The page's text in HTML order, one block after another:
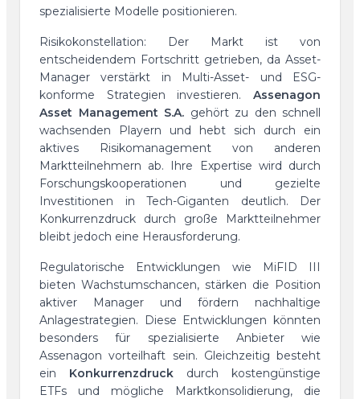
spezialisierte Modelle positionieren.
Risikokonstellation: Der Markt ist von
entscheidendem Fortschritt getrieben, da Asset-
Manager verstärkt in Multi-Asset- und ESG-
konforme Strategien investieren. Assenagon
Asset Management S.A. gehört zu den schnell
wachsenden Playern und hebt sich durch ein
aktives Risikomanagement von anderen
Marktteilnehmern ab. Ihre Expertise wird durch
Forschungskooperationen und gezielte
Investitionen in Tech-Giganten deutlich. Der
Konkurrenzdruck durch große Marktteilnehmer
bleibt jedoch eine Herausforderung.
Regulatorische Entwicklungen wie MiFID III
bieten Wachstumschancen, stärken die Position
aktiver Manager und fördern nachhaltige
Anlagestrategien. Diese Entwicklungen könnten
besonders für spezialisierte Anbieter wie
Assenagon vorteilhaft sein. Gleichzeitig besteht
ein Konkurrenzdruck durch kostengünstige
ETFs und mögliche Marktkonsolidierung, die